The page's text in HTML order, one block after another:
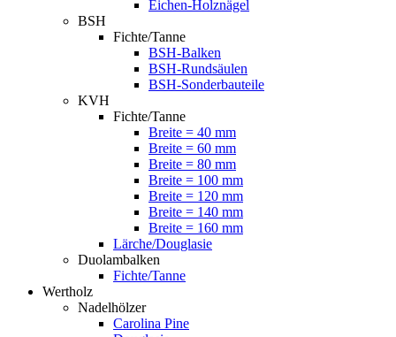
Eichen-Holznägel
BSH
Fichte/Tanne
BSH-Balken
BSH-Rundsäulen
BSH-Sonderbauteile
KVH
Fichte/Tanne
Breite = 40 mm
Breite = 60 mm
Breite = 80 mm
Breite = 100 mm
Breite = 120 mm
Breite = 140 mm
Breite = 160 mm
Lärche/Douglasie
Duolambalken
Fichte/Tanne
Wertholz
Nadelhölzer
Carolina Pine